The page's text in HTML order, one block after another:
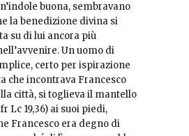
buona, sembravano
la benedizione divina si
su di lui ancora più
Un uomo di
certo per ispirazione
che incontrava Francesco
città, si toglieva il mantello
Lc 19,36) ai suoi piedi,
Francesco era degno di